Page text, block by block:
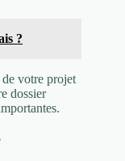
?
votre projet
dossier